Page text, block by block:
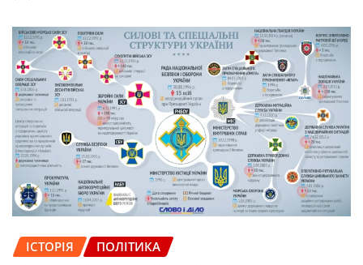
ІСТОРІЯ ПОЛІТИКА